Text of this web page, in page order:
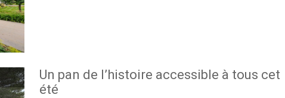
Un pan de l’histoire accessible à tous cet
été